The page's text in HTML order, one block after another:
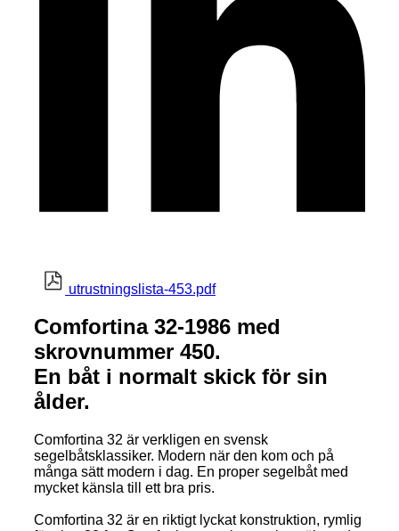
utrustningslista-453.pdf
Comfortina 32-1986 med
skrovnummer 450.
En båt i normalt skick för sin
ålder.
Comfortina 32 är verkligen en svensk
segelbåtsklassiker. Modern när den kom och på
många sätt modern i dag. En proper segelbåt med
mycket känsla till ett bra pris.
Comfortina 32 är en riktigt lyckat konstruktion, rymlig